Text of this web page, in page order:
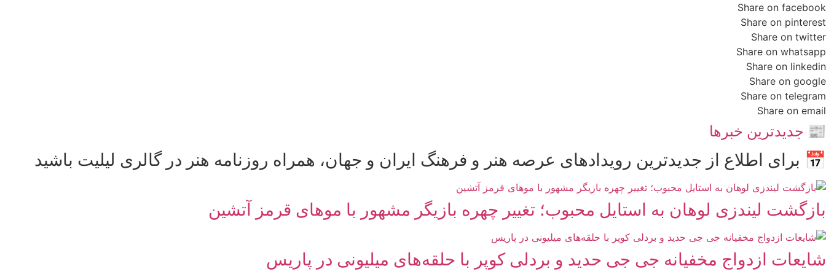
Share on facebook
Share on pinterest
Share on twitter
Share on whatsapp
Share on linkedin
Share on google
Share on telegram
Share on email
📰 جدیدترین خبرها
📅 برای اطلاع از جدیدترین رویدادهای عرصه هنر و فرهنگ ایران و جهان، همراه روزنامه هنر در گالری لیلیت باشید
بازگشت لیندزی لوهان به استایل محبوب؛ تغییر چهره بازیگر مشهور با موهای قرمز آتشین
شایعات ازدواج مخفیانه جی جی حدید و بردلی کوپر با حلقه‌های میلیونی در پاریس